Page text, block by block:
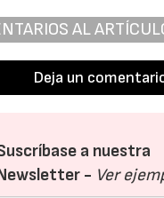
AL
Deja un
a nuestra
- Ver